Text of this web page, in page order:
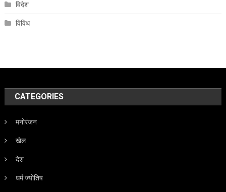
विदेश
विविध
CATEGORIES
मनोरंजन
खेल
देश
धर्म ज्योतिष